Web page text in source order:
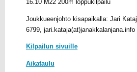
16.10 M22 200m loppukilpailu
Joukkueenjohto kisapaikalla: Jari
6799, jari.kataja(at)janakkalanjana.info
Kilpailun sivuille
Aikataulu